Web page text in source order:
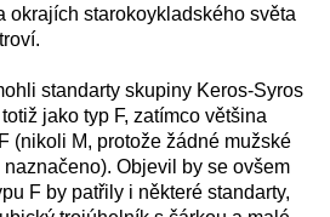
okrajích starokoykladského světa
standarty skupiny Keros-Syros
jako typ F, zatímco většina
(nikoli M, protože žádné mužské
Objevil by se ovšem
F by patřily i některé standarty,